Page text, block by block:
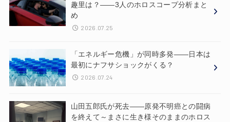
趣里は？——3人のホロスコープ分析まと
め
2026.07.25
「エネルギー危機」が同時多発——日本は
最初にナフサショックがくる？
2026.07.24
山田五郎氏が死去——原発不明癌との闘病
を終えて～まさに生き様そのままのホロス